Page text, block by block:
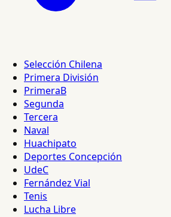
Selección Chilena
Primera División
PrimeraB
Segunda
Tercera
Naval
Huachipato
Deportes Concepción
UdeC
Fernández Vial
Tenis
Lucha Libre